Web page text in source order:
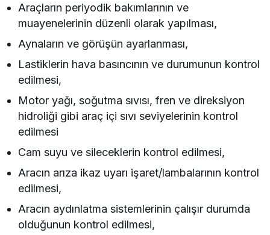
Araçların periyodik bakımlarının ve
muayenelerinin düzenli olarak yapılması,
Aynaların ve görüşün ayarlanması,
Lastiklerin hava basıncının ve durumunun kontrol
edilmesi,
Motor yağı, soğutma sıvısı, fren ve direksiyon
hidroliği gibi araç içi sıvı seviyelerinin kontrol
edilmesi
Cam suyu ve sileceklerin kontrol edilmesi,
Aracın arıza ikaz uyarı işaret/lambalarının kontrol
edilmesi,
Aracın aydınlatma sistemlerinin çalışır durumda
olduğunun kontrol edilmesi,